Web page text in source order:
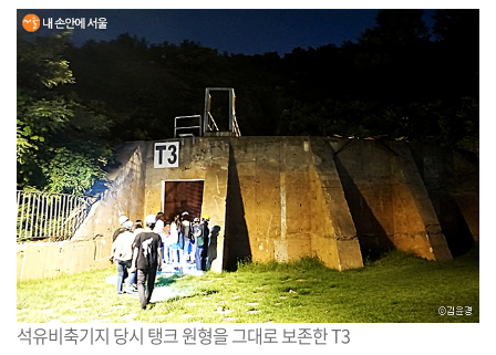
석유비축기지 당시 탱크 원형을 그대로 보존한 T3